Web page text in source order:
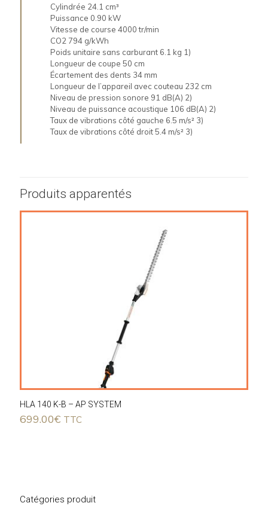
Cylindrée 24.1 cm³
Puissance 0.90 kW
Vitesse de course 4000 tr/min
CO2 794 g/kWh
Poids unitaire sans carburant 6.1 kg 1)
Longueur de coupe 50 cm
Écartement des dents 34 mm
Longueur de l’appareil avec couteau 232 cm
Niveau de pression sonore 91 dB(A) 2)
Niveau de puissance acoustique 106 dB(A) 2)
Taux de vibrations côté gauche 6.5 m/s² 3)
Taux de vibrations côté droit 5.4 m/s² 3)
Produits apparentés
HLA 140 K-B – AP SYSTEM
699.00€ TTC
Catégories produit